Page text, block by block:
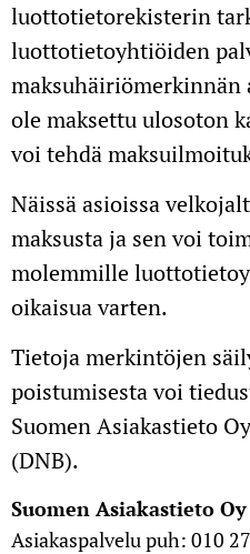
luottotietorekisterin
luottotietoyhtiöiden
maksuhäiriömerkinnän
ole maksettu ulosoton
voi tehdä
Näissä asioissa
maksusta ja sen voi
molemmille
oikaisua varten.
Tietoja merkintöjen
poistumisesta voi
Suomen Asiakastieto
(DNB).
Suomen Asiakastieto Oy
Asiakaspalvelu puh: 010